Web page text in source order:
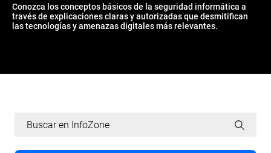
Conozca los conceptos básicos de la seguridad informática a
través de explicaciones claras y autorizadas que desmitifican
las tecnologías y amenazas digitales más relevantes.